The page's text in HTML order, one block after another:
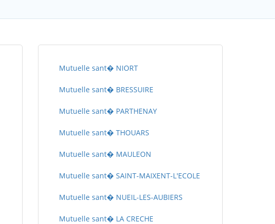
Mutuelle sant� NIORT
Mutuelle sant� BRESSUIRE
Mutuelle sant� PARTHENAY
Mutuelle sant� THOUARS
Mutuelle sant� MAULEON
Mutuelle sant� SAINT-MAIXENT-L'ECOLE
Mutuelle sant� NUEIL-LES-AUBIERS
Mutuelle sant� LA CRECHE